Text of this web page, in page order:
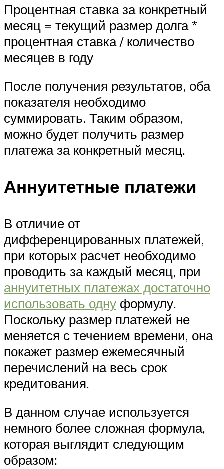
Процентная ставка за конкретный
месяц = текущий размер долга *
процентная ставка / количество
месяцев в году
После получения результатов, оба
показателя необходимо
суммировать. Таким образом,
можно будет получить размер
платежа за конкретный месяц.
Аннуитетные платежи
В отличие от
дифференцированных платежей,
при которых расчет необходимо
проводить за каждый месяц, при
аннуитетных платежах достаточно
использовать одну формулу.
Поскольку размер платежей не
меняется с течением времени, она
покажет размер ежемесячный
перечислений на весь срок
кредитования.
В данном случае используется
немного более сложная формула,
которая выглядит следующим
образом: